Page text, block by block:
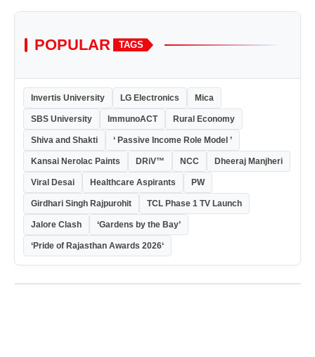
POPULAR TAGS
Invertis University LG Electronics Mica
SBS University ImmunoACT Rural Economy
Shiva and Shakti ‘ Passive Income Role Model ’
Kansai Nerolac Paints DRiV™ NCC Dheeraj Manjheri
Viral Desai Healthcare Aspirants PW
Girdhari Singh Rajpurohit TCL Phase 1 TV Launch
Jalore Clash ‘Gardens by the Bay’
‘Pride of Rajasthan Awards 2026‘